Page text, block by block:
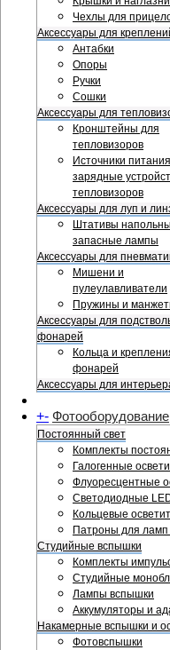
Чехлы для
Аксессуары для
Антабки
Опоры
Ручки
Сошки
Аксессуары для
Кронштейны для
тепловизоров
Источники
зарядные
тепловизоров
Аксессуары для луп и
Штативы
запасные лампы
Аксессуары для
Мишени и
пулеулавливатели
Пружины и
Аксессуары для
фонарей
Кольца и
фонарей
Аксессуары для
+- Фотооборудование
Постоянный свет
Комплекты
Галогенные
Флуоресцентные
Светодиодные
Кольцевые
Патроны для ламп
Студийные вспышки
Комплекты
Студийные
Лампы вспышки
Аккумуляторы и
Накамерные вспышки и
Фотовспышки